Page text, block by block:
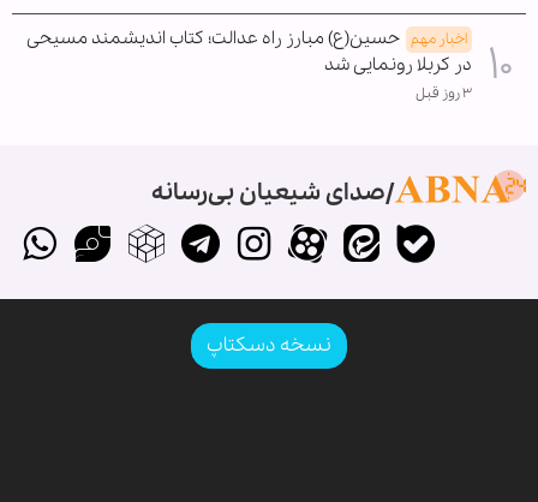
اخبار مهم حسین(ع) مبارز راه عدالت؛ کتاب اندیشمند مسیحی
در کربلا رونمایی شد
۳ روز قبل
صدای شیعیان بی‌رسانه
نسخه دسکتاپ